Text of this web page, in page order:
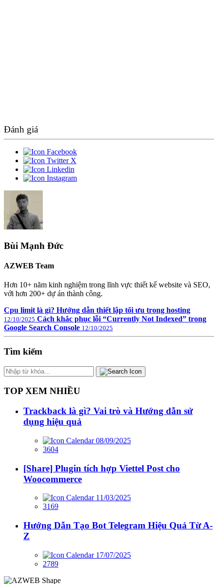
Đánh giá
Bùi Mạnh Đức
AZWEB Team
Hơn 10+ năm kinh nghiệm trong lĩnh vực thiết kế website và SEO,
với hơn 200+ dự án thành công.
Cpu limit là gì? Hướng dẫn thiết lập tối ưu trong hosting
12/10/2025 Cách khắc phục lỗi “Currently Not Indexed” trong
Google Search Console 12/10/2025
Tìm kiếm
TOP XEM NHIỀU
Trackback là gì? Vai trò và Hướng dẫn sử
dụng hiệu quả
08/09/2025
3604
[Share] Plugin tích hợp Viettel Post cho
Woocommerce
11/03/2025
3169
Hướng Dẫn Tạo Bot Telegram Hiệu Quả Từ A-
Z
17/07/2025
2789